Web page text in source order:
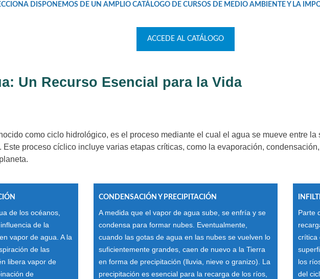
DISPONEMOS DE UN AMPLIO CATÁLOGO DE CURSOS DE MEDIO AMBIENTEY LA
ACCEDE AL CATÁLOGO
Un Recurso Esencial para la Vida
como ciclo hidrológico, es el proceso mediante el cual el agua se mueve entre
Este proceso cíclico incluye varias etapas críticas, como la evaporación,
de los océanos,
de la
vapor de agua. A la
de las
libera vapor de
de
CONDENSACIÓN Y PRECIPITACIÓN
A medida que el vapor de agua sube, se enfría y se
condensa para formar nubes. Eventualmente,
cuando las gotas de agua en las nubes se vuelven lo
suficientemente grandes, caen de nuevo a la Tierra
en forma de precipitación (lluvia, nieve o granizo). La
precipitación es esencial para la recarga de los ríos,
Parte
crítica
los
del